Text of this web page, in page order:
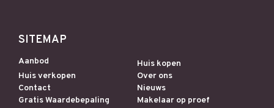
SITEMAP
Aanbod
Huis kopen
Huis verkopen
Over ons
Contact
Nieuws
Gratis Waardebepaling
Makelaar op proef